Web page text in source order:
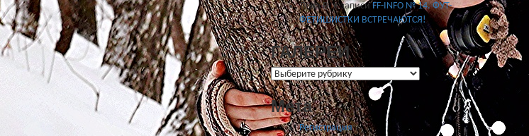
Лена В.к записиFF-INFO № 14. ФУТ-
ФЕТИШИСТКИ ВСТРЕЧАЮТСЯ!
ГАЛЕРЕИ
ГАЛЕРЕИ
Мета
Регистрация